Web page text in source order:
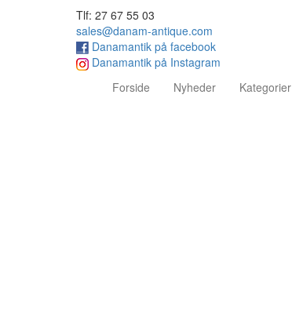
Tlf: 27 67 55 03
sales@danam-antique.com
Danamantik på facebook
Danamantik på Instagram
Forside (current)Nyheder Kategorier